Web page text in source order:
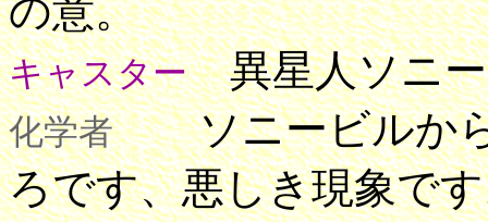
の意。
キャスター異星人ソニー
化学者ソニービルから
ろです、悪しき現象で